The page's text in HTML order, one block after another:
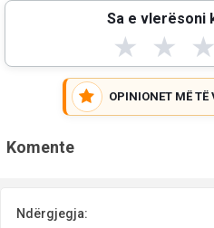
Sa e vlerësoni
★ ★ ★
OPINIONET MË TË
Komente
Ndërgjegja: